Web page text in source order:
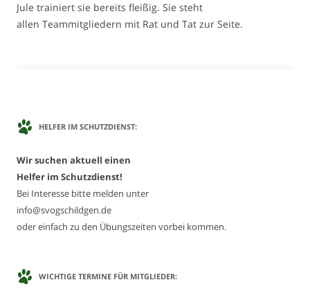
Jule trainiert sie bereits fleißig. Sie steht
allen Teammitgliedern mit Rat und Tat zur Seite.
HELFER IM SCHUTZDIENST:
Wir suchen aktuell einen
Helfer im Schutzdienst!
Bei Interesse bitte melden unter
info@svogschildgen.de
oder einfach zu den Übungszeiten vorbei kommen.
WICHTIGE TERMINE FÜR MITGLIEDER: